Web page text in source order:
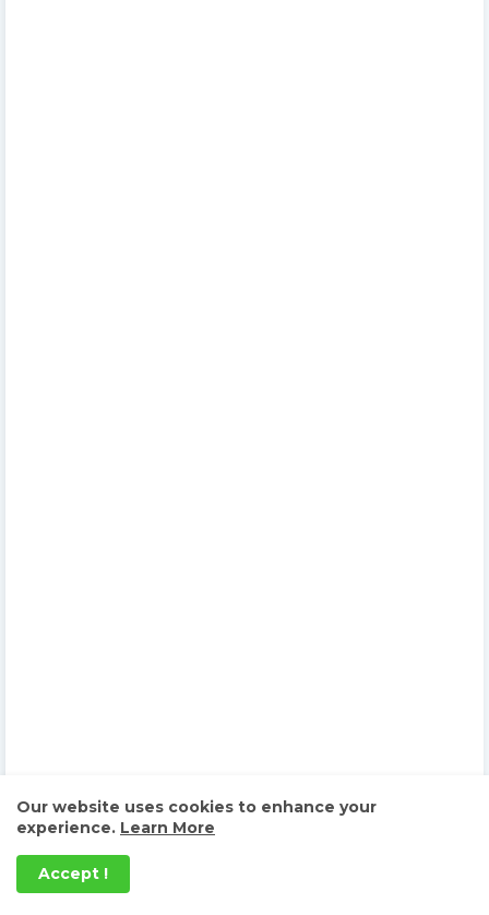
Our website uses cookies to enhance your
experience. Learn More
Accept !